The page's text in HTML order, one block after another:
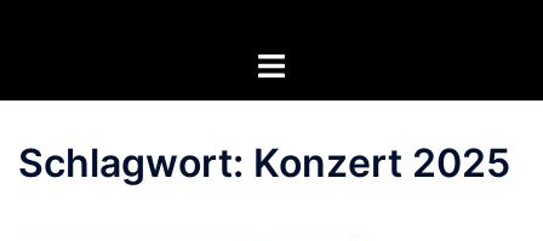
Menü
Schlagwort: Konzert 2025